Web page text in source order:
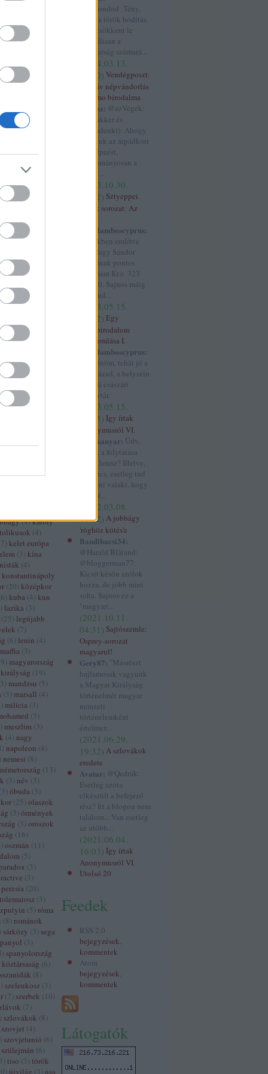
K.: Mondod :Tény,
hogy a török hódítás
után csökkent le
radikálisan a
magyarság számará...
2024.03.13.
17:50) Vendégposzt:
A szláv népvándorlás
és Samo birodalma
kotyesz: @azVégek:
(@prukker és
@mindenki): Ahogy
tanultuk az árpádkori
névképzést,
hagyományosan a
török ...
2023.10.30.
00:02 ) Sztyeppei
népek sorozat: Az
Haralamboscyprus:
A cikkben említve
van Nagy Sándor
halálának pontos
dátumam Kr.e. 323
jun. 10. Sajnos máig
nem tud...
2023.05.15.
05:12 ) Egy
világbirodalom
összeomlása I.
Haralamboscyprus:
Köszönöm, tehát jó a
17. század, a helyszín
a bécsi császári
könyvtár.
2023.05.15.
04:43 ) Így írtak
Anonymusról VI.
hajtűkanyar: Üdv,
ennek a folytatása
merre lenne? Illetve,
ha nincs, esetleg tud
segíteni valaki, hogy
Szt. Ist...
2022.03.08.
11:52 ) A jobbágy
'röghöz kötés'e
Bandibacsi34:
@Harald Blåtand:
@bloggerman77:
Kicsit későn szólok
hozza, de jobb mint
soha. Sajnos ez a
"magyar(...
(2021.10.11.
04:31 ) Sajtószemle:
Osprey-sorozat
magyarul!
Gery87: "Másrészt
hajlamosak vagyunk
a Magyar Királyság
történelmét magyar
nemzeti
történelemként
értelmez...
(2021.06.29.
19:32 ) A szlovákok
eredete
Avatar: @Qedrák:
Esetleg azóta
elkészült a befejező
rész? Itt a blogon nem
találom... Van esetleg
az utóbb...
(2021.06.04.
16:03 ) Így írtak
Anonymusról VI.
Utolsó 20
Feedek
RSS 2.0
bejegyzések,
kommentek
Atom
bejegyzések,
kommentek
Látogatók
albánia(4)
(7)antant
3) aragónia
)birtok(
cár(3)cixi(
creative assembly
dalmácia
)dánok(3
(
3 fasiszták
ferdinánd
(8)franciák
(11)
)gesta
gyarmatosítás
(3
handel
havaselve
(3)hohenstauf
(3)horthy
(12
(4)ii béla(
)itália(4)iv
(4)károly
(4)
7) kelet európa
(3 ) kína
(4)
konstantinápoly
(20) középkor
6) kuba (4) kun
) lazika (3 )
(25 ) legújabb
(7)
(6) lenin (4)
maffia (3 )
) magyarország
( 19)
3 ) mandzsu (5 )
(3 ) marsall (4)
) milícia (3 )
(3 )
) muszlim (3 )
(4) nagy
) napoleon (4)
) nemesi (8)
németország ( 13 )
(3 ) név (3 )
3 ) óbuda (3 )
(25 ) olaszok
(3 ) örmények
(3 ) oroszok
( 16)
) oszmán ( 11 )
(5 )
paradox (3 )
(3 )
perzsia (20)
(3 )
(5 ) róma
(8) románok
) sárközy (3 ) sega
(3 )
) spanyolország
(6)
(8)
) szeleukosz (3 )
(7) szerbek ( 10)
(7)
) szlovákok (8)
szovjet (4)
) szovjetunió (6)
szülejmán (6)
3 ) tiso (3 ) török
újvilág ( 3 usa